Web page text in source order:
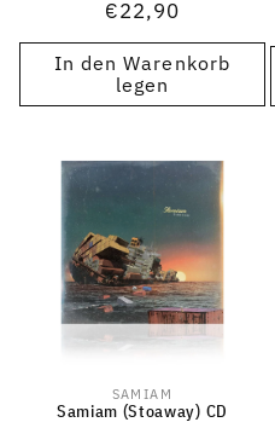
Normaler
Preis
€22,90
In den Warenkorb
legen
Anbieter:
SAMIAM
Samiam (Stoaway) CD